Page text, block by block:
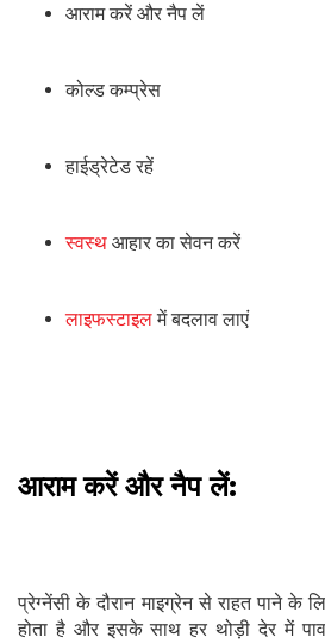
आराम करें और नैप लें
कोल्ड कम्प्रेस
हाईड्रेटेड रहें
स्वस्थ आहार का सेवन करें
लाइफस्टाइलमें बदलाव लाएं
आराम करें और नैप लें:
प्रेग्नेंसी के दौरान माइग्रेन से राहत पाने के
होता है और इसके साथ हर थोड़ी देर में